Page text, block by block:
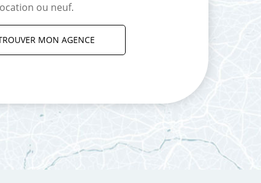
ou neuf.
MON AGENCE